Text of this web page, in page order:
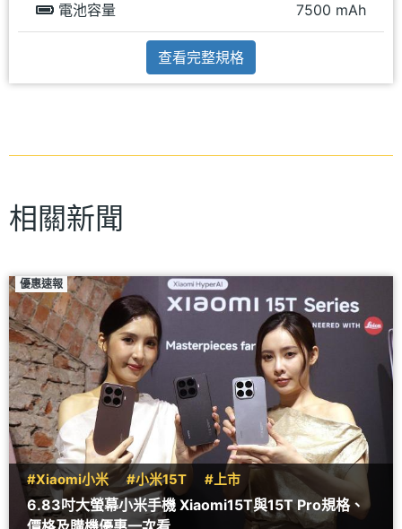
電池容量 7500 mAh
查看完整規格
相關新聞
優惠速報
#Xiaomi小米 #小米15T #上市
6.83吋大螢幕小米手機 Xiaomi15T與15T Pro規格、